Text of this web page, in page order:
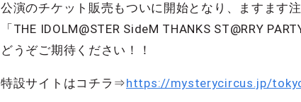
公演のチケット販売もついに開始となり、ますます
「THE IDOLM@STER SideM THANKS ST@RRY
どうぞご期待ください！！
特設サイトはコチラ⇒https://mysterycircus.jp/